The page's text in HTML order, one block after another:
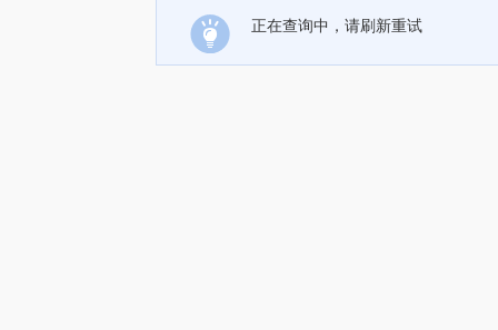
正在查询中，请刷新重试